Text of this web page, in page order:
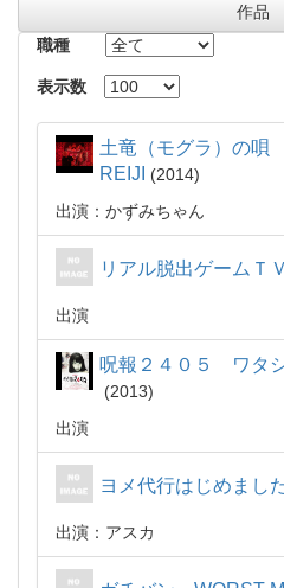
作品
職種
表示数
土竜（モグラ）の唄
REIJI
2014
出演：かずみちゃん
リアル脱出ゲームＴ
出演
呪報２４０５ ワタ
2013
出演
ヨメ代行はじめました
出演：アスカ